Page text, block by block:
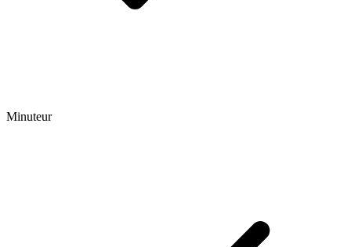
Minuteur